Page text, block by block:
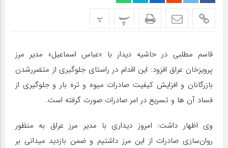
پ پ
قاسم مطلبی در حاشیه دیدار با «عباس اسماعیل» مدیر مرز
پرویزخان عراق افزود: این اقدام در راستای جلوگیری از متضررشدن
بازرگانان و افزایش کیفیت صادرات میوه و تره بار و جلوگیری از
فساد آن ها و تسریع در امر صادرات صورت گرفته است.
وی اظهار داشت: امروز دیداری با مدیر مرز عراق به منظور
روان‌سازی صادرات از این مرز داشتیم و ضمن بازدید میدانی بر